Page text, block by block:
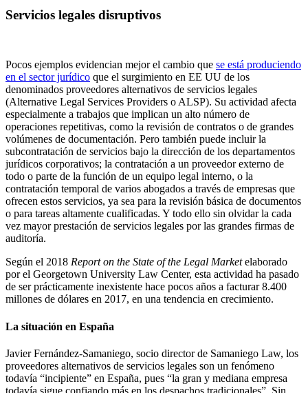
Servicios legales disruptivos
Pocos ejemplos evidencian mejor el cambio que se está produciendo
en el sector jurídico que el surgimiento en EE UU de los
denominados proveedores alternativos de servicios legales
(Alternative Legal Services Providers o ALSP). Su actividad afecta
especialmente a trabajos que implican un alto número de
operaciones repetitivas, como la revisión de contratos o de grandes
volúmenes de documentación. Pero también puede incluir la
subcontratación de servicios bajo la dirección de los departamentos
jurídicos corporativos; la contratación a un proveedor externo de
todo o parte de la función de un equipo legal interno, o la
contratación temporal de varios abogados a través de empresas que
ofrecen estos servicios, ya sea para la revisión básica de documentos
o para tareas altamente cualificadas. Y todo ello sin olvidar la cada
vez mayor prestación de servicios legales por las grandes firmas de
auditoría.
Según el 2018 Report on the State of the Legal Marketelaborado
por el Georgetown University Law Center, esta actividad ha pasado
de ser prácticamente inexistente hace pocos años a facturar 8.400
millones de dólares en 2017, en una tendencia en crecimiento.
La situación en España
Javier Fernández-Samaniego, socio director de Samaniego Law, los
proveedores alternativos de servicios legales son un fenómeno
todavía “incipiente” en España, pues “la gran y mediana empresa
todavía sigue confiando más en los despachos tradicionales”. Sin